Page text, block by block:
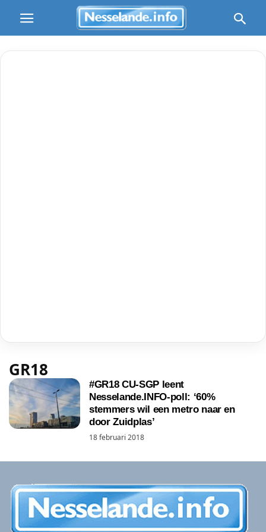
GR18
#GR18 CU-SGP leent
Nesselande.INFO-poll: ‘60%
stemmers wil een metro naar en
door Zuidplas’
18 februari 2018